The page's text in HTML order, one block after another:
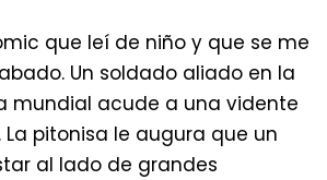
que leí de niño y que se me
Un soldado aliado en la
mundial acude a una vidente
La pitonisa le augura que un
al lado de grandes